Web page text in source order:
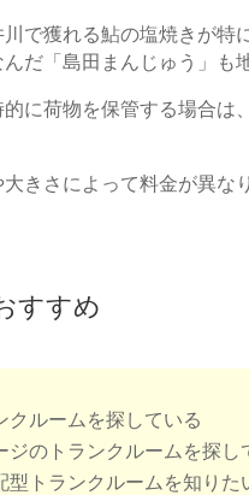
で獲れる鮎の塩焼きが特
だ「島田まんじゅう」も
に荷物を保管する場合は、
きさによって料金が異な
すすめ
クルームを探している
ジのトランクルームを探し
型トランクルームを知りた